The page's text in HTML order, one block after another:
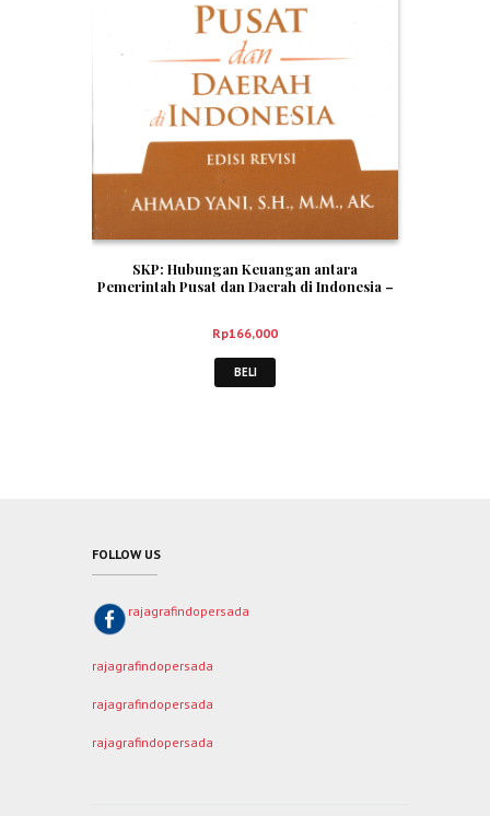
SKP: Hubungan Keuangan antara
Pemerintah Pusat dan Daerah di Indonesia –
Rp166,000
BELI
FOLLOW US
rajagrafindopersada
rajagrafindopersada
rajagrafindopersada
rajagrafindopersada